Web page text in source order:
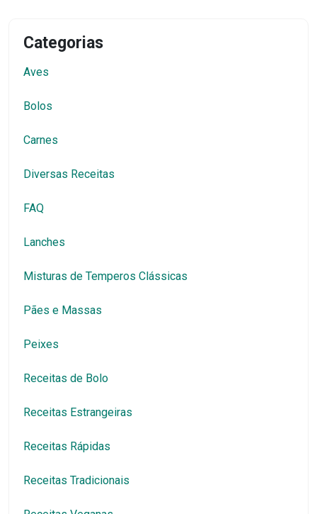
Categorias
Aves
Bolos
Carnes
Diversas Receitas
FAQ
Lanches
Misturas de Temperos Clássicas
Pães e Massas
Peixes
Receitas de Bolo
Receitas Estrangeiras
Receitas Rápidas
Receitas Tradicionais